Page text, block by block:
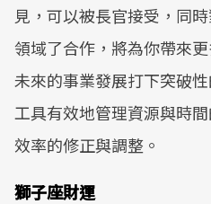
見，可以被長官接受，同
領域了合作，將為你帶來
未來的事業發展打下突破
工具有效地管理資源與時
效率的修正與調整。
獅子座財運